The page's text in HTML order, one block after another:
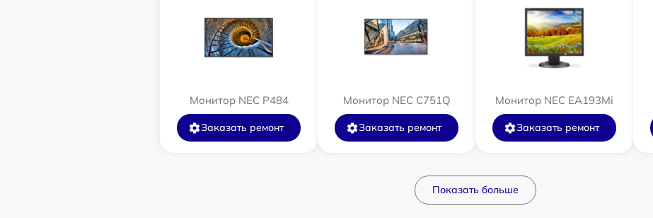
Монитор NEC P484
Заказать ремонт
Монитор NEC C751Q
Заказать ремонт
Монитор NEC EA193Mi
Заказать ремонт
Показать больше